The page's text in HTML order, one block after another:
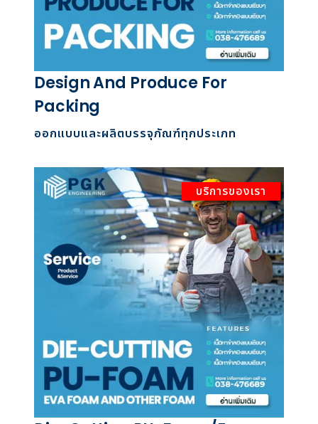
Design And Produce For
Packing
ออกแบบและผลิตบรรจุภัณฑ์ทุกประเภท
บริการของเรา